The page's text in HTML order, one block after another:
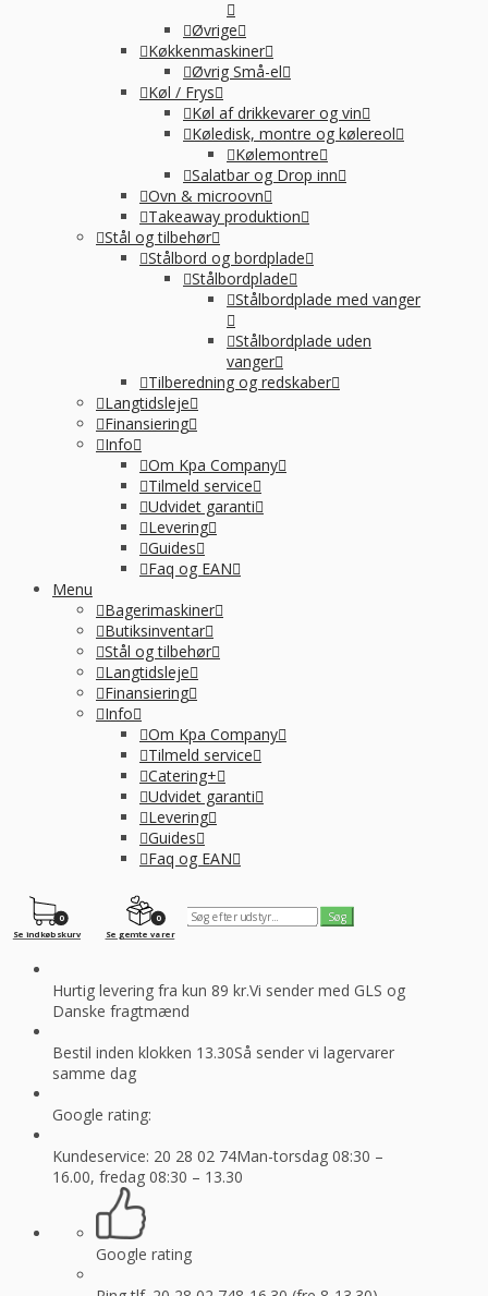
Øvrige
Køkkenmaskiner
Øvrig Små-el
Køl / Frys
Køl af drikkevarer og vin
Køledisk, montre og kølereol
Kølemontre
Salatbar og Drop inn
Ovn & microovn
Takeaway produktion
Stål og tilbehør
Stålbord og bordplade
Stålbordplade
Stålbordplade med vanger
Stålbordplade uden
vanger
Tilberedning og redskaber
Langtidsleje
Finansiering
Info
Om Kpa Company
Tilmeld service
Udvidet garanti
Levering
Guides
Faq og EAN
Menu
Bagerimaskiner
Butiksinventar
Stål og tilbehør
Langtidsleje
Finansiering
Info
Om Kpa Company
Tilmeld service
Catering+
Udvidet garanti
Levering
Guides
Faq og EAN
0
Se gemte varer
0
Se indkøbskurv
Hurtig levering fra kun 89 kr.Vi sender med GLS og
Danske fragtmænd
Bestil inden klokken 13.30Så sender vi lagervarer
samme dag
Google rating:
Kundeservice: 20 28 02 74Man-torsdag 08:30 –
16.00, fredag 08:30 – 13.30
Google rating